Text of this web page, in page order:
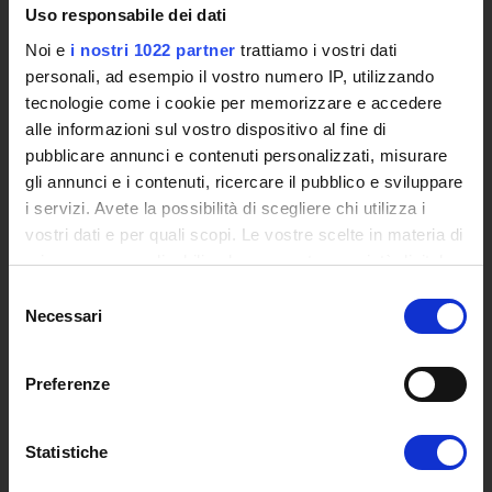
Uso responsabile dei dati
Noi e i nostri 1022 partner trattiamo i vostri dati
personali, ad esempio il vostro numero IP, utilizzando
tecnologie come i cookie per memorizzare e accedere
alle informazioni sul vostro dispositivo al fine di
pubblicare annunci e contenuti personalizzati, misurare
gli annunci e i contenuti, ricercare il pubblico e sviluppare
i servizi. Avete la possibilità di scegliere chi utilizza i
vostri dati e per quali scopi. Le vostre scelte in materia di
privacy sono applicabili solo su questa proprietà digitale
modificare o revocare il proprio consenso in qualsiasi
momento dalla Dichiarazione sui cookie o facendo clic
raccogliere informazioni sulla tua posizione
geografica, con un'approssimazione di qualche
delNecessari
Preferenze
Statistiche
Eventi
Siti Istituzionali e Progetti Interuniversitari
Accesso alla Banca Dati di Segreteria Online
Posta Elettronica Certificata - PEC
Bacheca del Rettore
DIDATTICA
Corsi di Laurea
Corsi di Perfezionamento
Dottorato di Ricerca
Percorsi abilitanti di formazione iniziale degli insegnanti